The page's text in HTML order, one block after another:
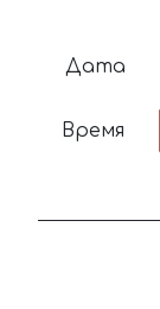
Дата
Время